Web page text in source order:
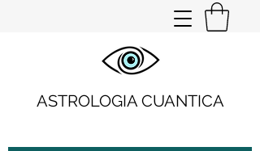
ASTROLOGIA CUANTICA